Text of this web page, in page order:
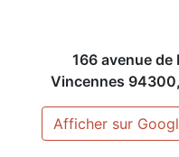
166 avenue de
Vincennes 94300,
Afficher sur